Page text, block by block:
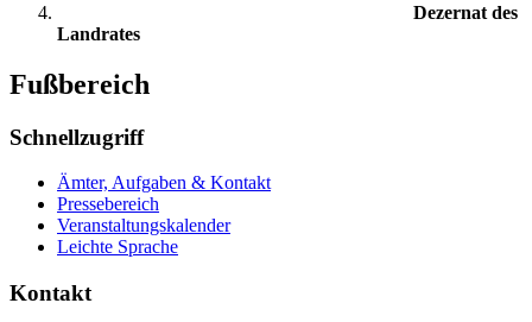
Dezernat des
Landrates
Fußbereich
Schnellzugriff
Ämter, Aufgaben & Kontakt
Pressebereich
Veranstaltungskalender
Leichte Sprache
Kontakt